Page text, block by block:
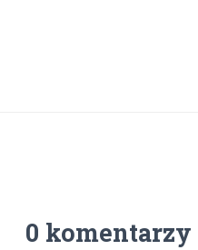
0 komentarzy